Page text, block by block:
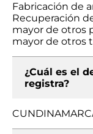
Fabricación de
Recuperación
mayor de otros
mayor de otros
¿Cuál es el
registra?